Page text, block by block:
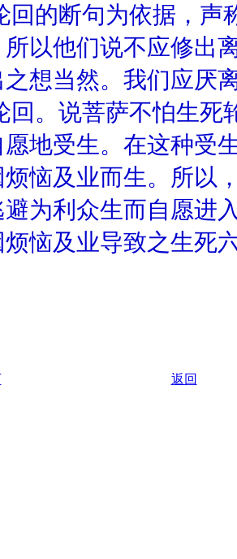
回的断句为依据，声
以他们说不应修出
想当然。我们应厌
回。说菩萨不怕生死
地受生。在这种受
恼及业而生。所以
为利众生而自愿进
恼及业导致之生死
返回